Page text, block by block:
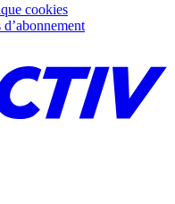
cookies